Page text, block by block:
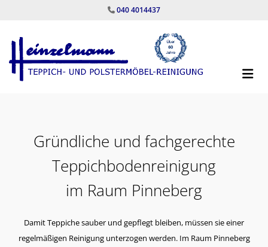
 040 4014437
Gründliche und fachgerechte
Teppichbodenreinigung
im Raum Pinneberg
Damit Teppiche sauber und gepflegt bleiben, müssen sie einer
regelmäßigen Reinigung unterzogen werden. Im Raum Pinneberg